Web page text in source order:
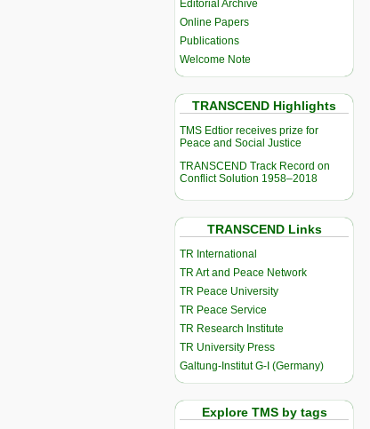
Editorial Archive
Online Papers
Publications
Welcome Note
TRANSCEND Highlights
TMS Edtior receives prize for
Peace and Social Justice
TRANSCEND Track Record on
Conflict Solution 1958–2018
TRANSCEND Links
TR International
TR Art and Peace Network
TR Peace University
TR Peace Service
TR Research Institute
TR University Press
Galtung-Institut G-I (Germany)
Explore TMS by tags